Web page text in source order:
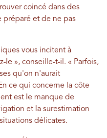
coincé dans des
préparé et de ne pas
vous incitent à
le », conseille-t-il. « Parfois,
qu'on n'aurait
ce qui concerne la côte
est le manque de
et la surestimation
délicates.